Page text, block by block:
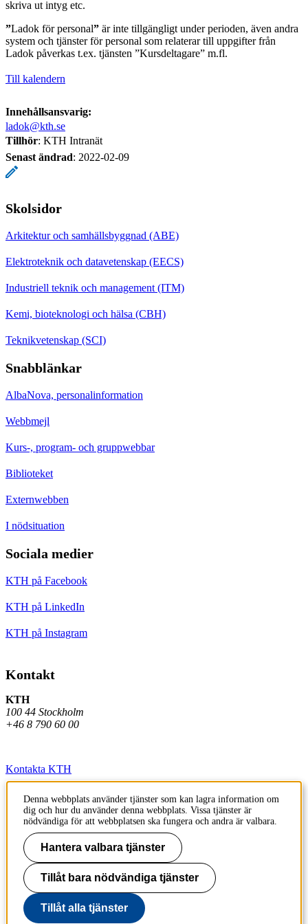
skriva ut intyg etc.
”Ladok för personal” är inte tillgängligt under perioden, även andra
system och tjänster för personal som relaterar till uppgifter från
Ladok påverkas t.ex. tjänsten ”Kursdeltagare” m.fl.
Till kalendern
Innehållsansvarig:
ladok@kth.se
Tillhör: KTH Intranät
Senast ändrad: 2022-02-09
Skolsidor
Arkitektur och samhällsbyggnad (ABE)
Elektroteknik och datavetenskap (EECS)
Industriell teknik och management (ITM)
Kemi, bioteknologi och hälsa (CBH)
Teknikvetenskap (SCI)
Snabblänkar
AlbaNova, personalinformation
Webbmejl
Kurs-, program- och gruppwebbar
Biblioteket
Externwebben
I nödsituation
Sociala medier
KTH på Facebook
KTH på LinkedIn
KTH på Instagram
Kontakt
KTH
100 44 Stockholm
+46 8 790 60 00
Kontakta KTH
Jobba på KTH
Press och media
Faktura och betalning KTH
Om KTH:s webbplatser
Tillgänglighetsredogörelse
Denna webbplats använder tjänster som kan lagra information om
dig och hur du använder denna webbplats. Vissa tjänster är
nödvändiga för att webbplatsen ska fungera och andra är valbara.
Hantera valbara tjänster
Tillåt bara nödvändiga tjänster
Tillåt alla tjänster